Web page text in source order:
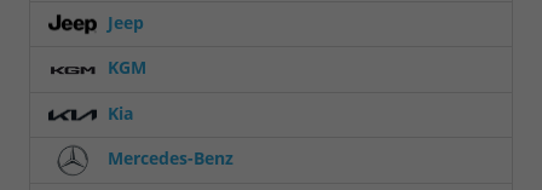
Jeep
KGM
Kia
Mercedes-Benz